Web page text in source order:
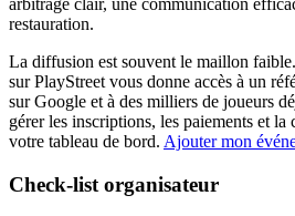
arbitrage clair, une communication
restauration.
La diffusion est souvent le maillon
sur PlayStreet vous donne accès à un
sur Google et à des milliers de joueurs
gérer les inscriptions, les paiements et
votre tableau de bord. Ajouter mon
Check-list organisateur